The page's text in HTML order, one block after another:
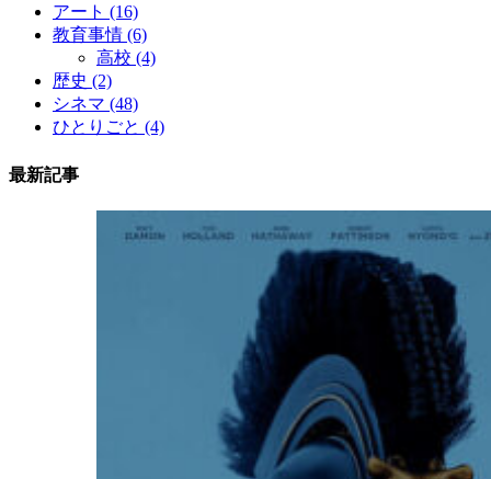
アート (16)
教育事情 (6)
高校 (4)
歴史 (2)
シネマ (48)
ひとりごと (4)
最新記事